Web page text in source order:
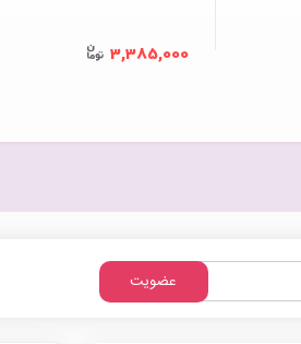
3,385,000
عضویت